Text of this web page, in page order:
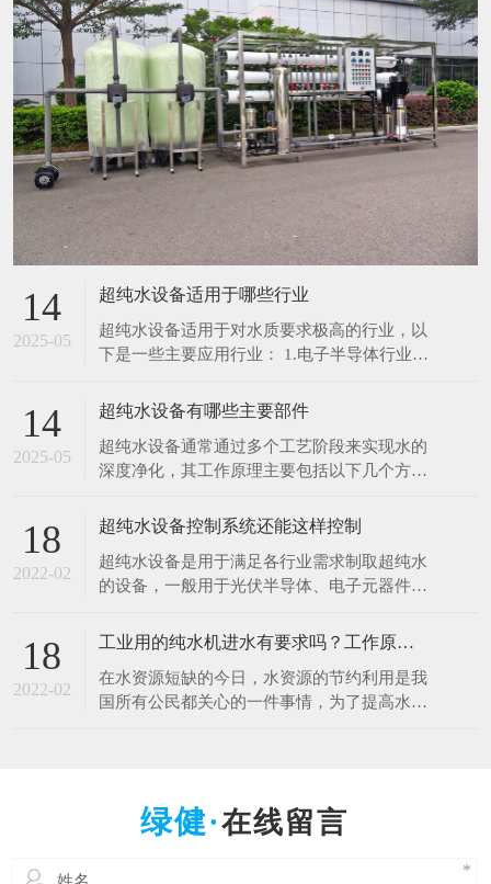
14
2025-05
超纯水设备适用于哪些行业
超纯水设备适用于对水质要求极高的行业，以
下是一些主要应用行业： 1.电子半导体行业：
于清洗硅片、光刻、蚀刻等工艺。例如，芯片
制造中，需要使用超纯水将硅片表面的杂质清
洗干净，以确保芯片的性能和良品率。哪怕是
极其微量的杂质，都可能导致芯片电路短路或
14
2025-05
超纯水设备有哪些主要部件
超纯水设备通常通过多个工艺阶段来实现水的
深度净化，其工作原理主要包括以下几个方
等设备，通过不同粒径的石英砂、无烟煤等介
质、悬浮物等，降低水的浊度，保护后续设备
免受颗粒物质的磨损和堵塞。 2.活性炭吸附：
18
2022-02
超纯水设备控制系统还能这样控制
超纯水设备是用于满足各行业需求制取超纯水
的设备，一般用于光伏半导体、电子元器件、
制系统是十分的重要，控制着整一套超纯水设
纯水设备控制系统采用全自动PLC人机界面控
制对水处理系统进行自动监测控制，可进行自
18
2022-02
工业用的纯水机进水有要求吗？工作原理什么？
在水资源短缺的今日，水资源的节约利用是我
国所有公民都关心的一件事情，为了提高水资
备根据进水的原水质以及出水的水质要求不一
在线留言